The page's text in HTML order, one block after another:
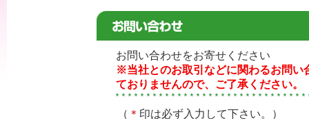
お問い合わせをお寄せください
※当社とのお取引などに関わるお問い
ておりませんので、ご了承ください。
（ ＊ 印は必ず入力して下さい。）